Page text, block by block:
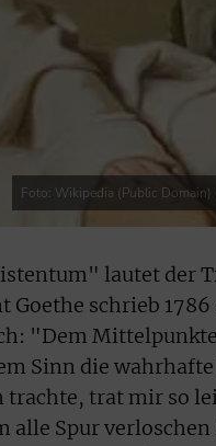
Foto: Wikipedia (Public
lautet der
Goethe schrieb
"Dem
Sinn die wahrhafte
trachte, trat mir so
Spur